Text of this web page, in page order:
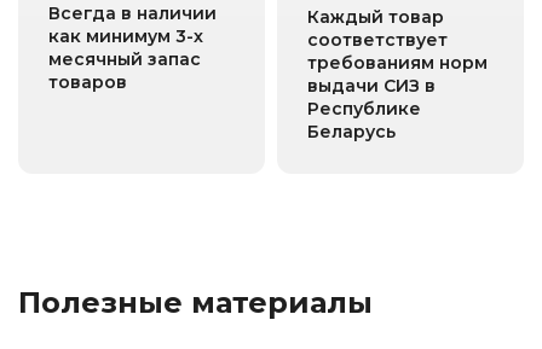
Всегда в наличии
как минимум 3-х
месячный запас
товаров
Каждый товар
соответствует
требованиям норм
выдачи СИЗ в
Республике
Беларусь
Полезные материалы